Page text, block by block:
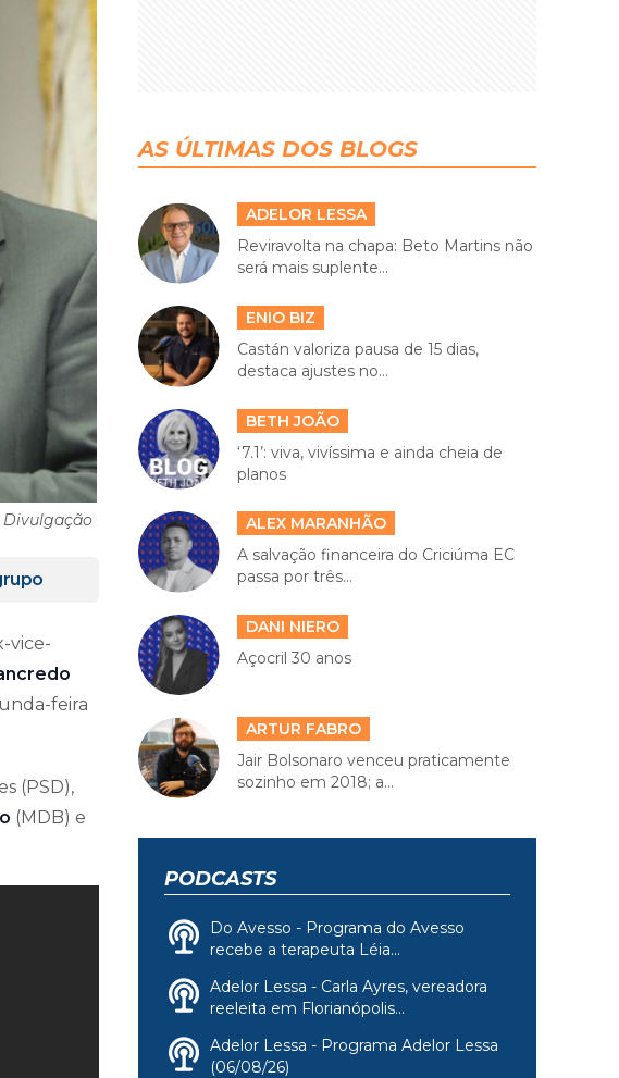
Divulgação
vice-
feira
(PSD),
(MDB) e
AS ÚLTIMAS DOS BLOGS
ADELOR LESSA
Reviravolta na chapa: Beto Martins não
será mais suplente...
ENIO BIZ
Castán valoriza pausa de 15 dias,
destaca ajustes no...
BETH JOÃO
‘7.1’: viva, vivíssima e ainda cheia de
planos
ALEX MARANHÃO
A salvação financeira do Criciúma EC
passa por três...
DANI NIERO
Açocril 30 anos
ARTUR FABRO
Jair Bolsonaro venceu praticamente
sozinho em 2018; a...
PODCASTS
Do Avesso - Programa do Avesso
recebe a terapeuta Léia...
Adelor Lessa - Carla Ayres, vereadora
reeleita em Florianópolis...
Adelor Lessa - Programa Adelor Lessa
(06/08/26)